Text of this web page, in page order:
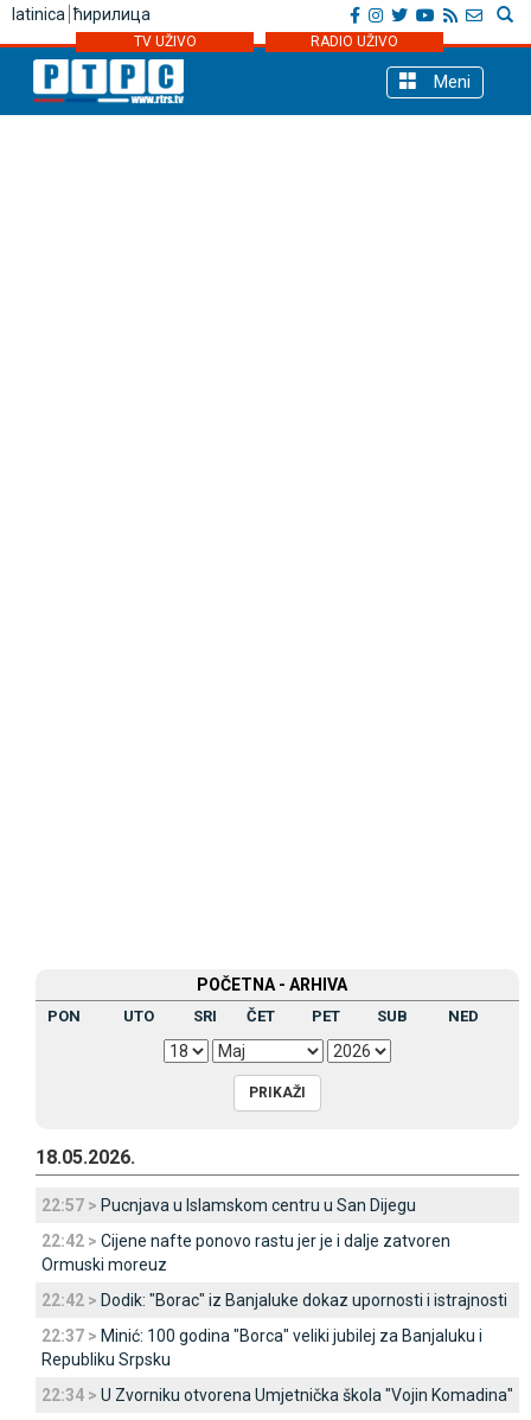
latinica ћирилица
TV UŽIVO RADIO UŽIVO
Meni
POČETNA - ARHIVA
PON UTO SRI ČET PET SUB NED
18.05.2026.
22:57 > Pucnjava u Islamskom centru u San Dijegu
22:42 > Cijene nafte ponovo rastu jer je i dalje zatvoren
Ormuski moreuz
22:42 > Dodik: "Borac" iz Banjaluke dokaz upornosti i istrajnosti
22:37 > Minić: 100 godina "Borca" veliki jubilej za Banjaluku i
Republiku Srpsku
22:34 > U Zvorniku otvorena Umjetnička škola "Vojin Komadina"